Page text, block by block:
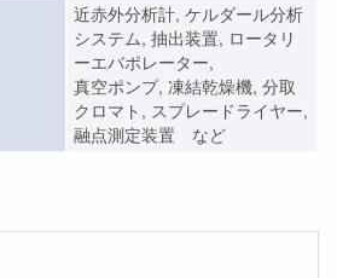
近赤外分析計, ケルダール分析
システム, 抽出装置, ロータリ
ーエバポレーター,
真空ポンプ, 凍結乾燥機, 分取
クロマト, スプレードライヤー,
融点測定装置 など